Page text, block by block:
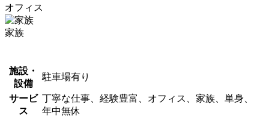
オフィス
家族
施設・
設備
駐車場有り
サービ
ス
丁寧な仕事、経験豊富、オフィス、家族、単身、
年中無休